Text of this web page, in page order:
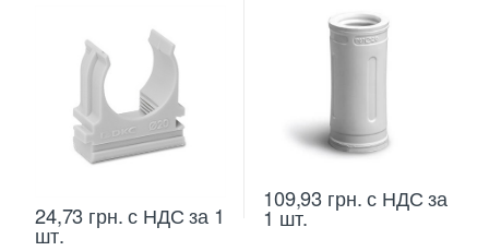
24,73 грн.с НДС за 1
шт.
109,93 грн.с НДС за
1 шт.